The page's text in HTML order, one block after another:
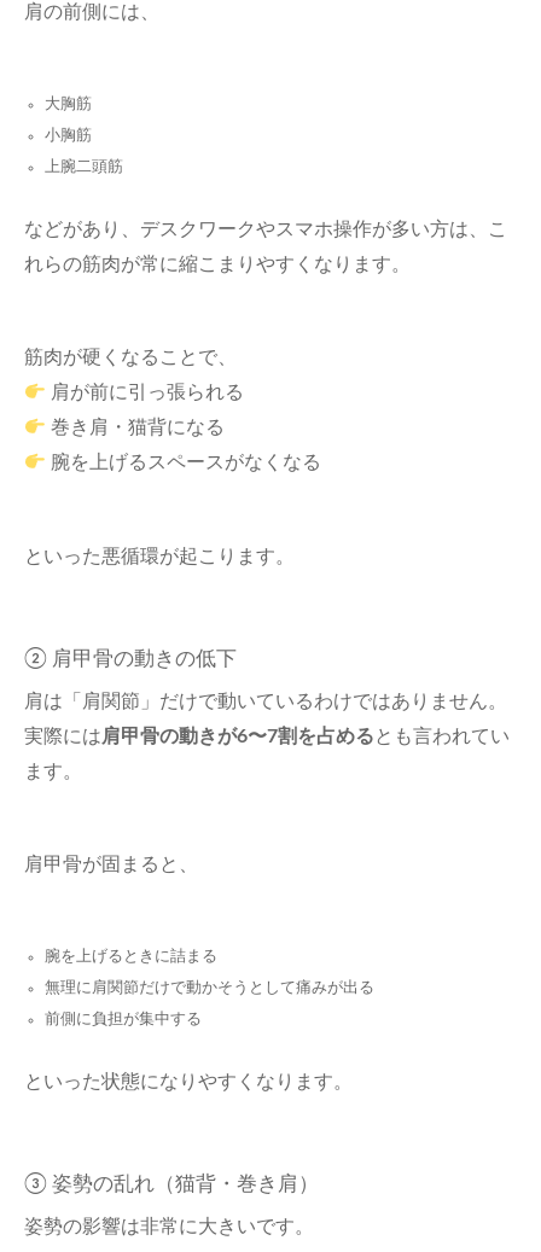
肩の前側には、
大胸筋
小胸筋
上腕二頭筋
などがあり、デスクワークやスマホ操作が多い方は、こ
れらの筋肉が常に縮こまりやすくなります。
筋肉が硬くなることで、
肩が前に引っ張られる
巻き肩・猫背になる
腕を上げるスペースがなくなる
といった悪循環が起こります。
② 肩甲骨の動きの低下
肩は「肩関節」だけで動いているわけではありません。
実際には肩甲骨の動きが6〜7割を占める とも言われてい
ます。
肩甲骨が固まると、
腕を上げるときに詰まる
無理に肩関節だけで動かそうとして痛みが出る
前側に負担が集中する
といった状態になりやすくなります。
③ 姿勢の乱れ（猫背・巻き肩）
姿勢の影響は非常に大きいです。